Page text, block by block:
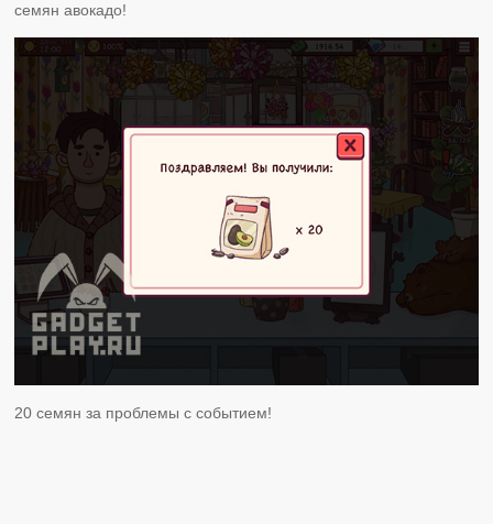
семян авокадо!
20 семян за проблемы с событием!